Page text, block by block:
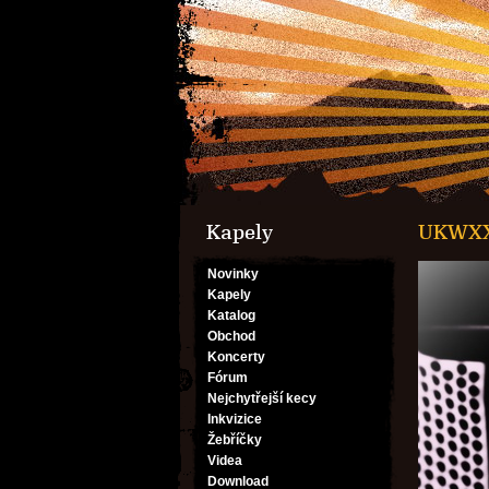
Kapely
Novinky
Kapely
Katalog
Obchod
Koncerty
Fórum
Nejchytřejší kecy
Inkvizice
Žebříčky
Videa
Download